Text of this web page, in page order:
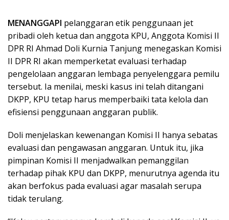
MENANGGAPI pelanggaran etik penggunaan jet
pribadi oleh ketua dan anggota KPU, Anggota Komisi II
DPR RI Ahmad Doli Kurnia Tanjung menegaskan Komisi
II DPR RI akan memperketat evaluasi terhadap
pengelolaan anggaran lembaga penyelenggara pemilu
tersebut. Ia menilai, meski kasus ini telah ditangani
DKPP, KPU tetap harus memperbaiki tata kelola dan
efisiensi penggunaan anggaran publik.
Doli menjelaskan kewenangan Komisi II hanya sebatas
evaluasi dan pengawasan anggaran. Untuk itu, jika
pimpinan Komisi II menjadwalkan pemanggilan
terhadap pihak KPU dan DKPP, menurutnya agenda itu
akan berfokus pada evaluasi agar masalah serupa
tidak terulang.